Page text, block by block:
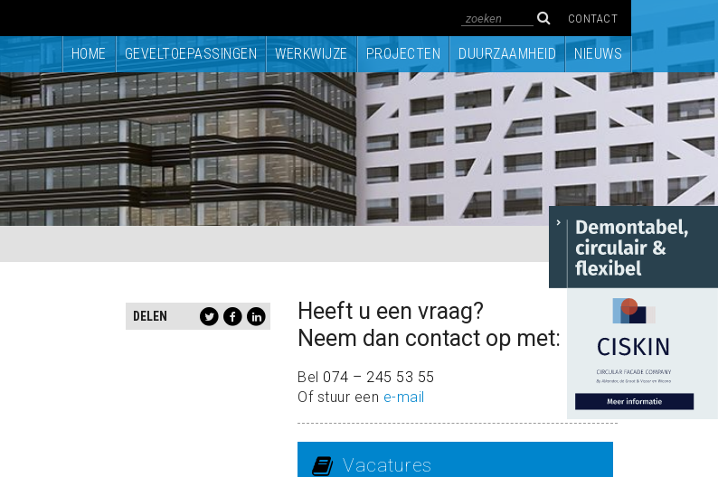
CONTACT
HOME GEVELTOEPASSINGEN WERKWIJZE PROJECTEN DUURZAAMHEID NIEUWS
DELEN
Heeft u een vraag?
Neem dan contact op met:
Bel 074 – 245 53 55
Of stuur een e-mail
Vacatures